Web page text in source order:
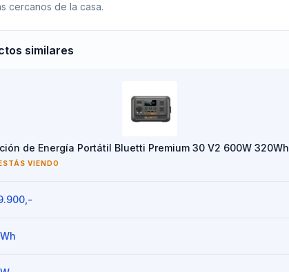
cercanos de la casa.
similares
de Energía Portátil Bluetti Premium 30 V2 600W 320Wh
VIENDO